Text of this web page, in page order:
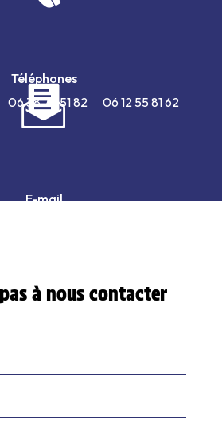
Téléphones
06 38 72 51 82 06 12 55 81 62
E-mail
à nous contacter